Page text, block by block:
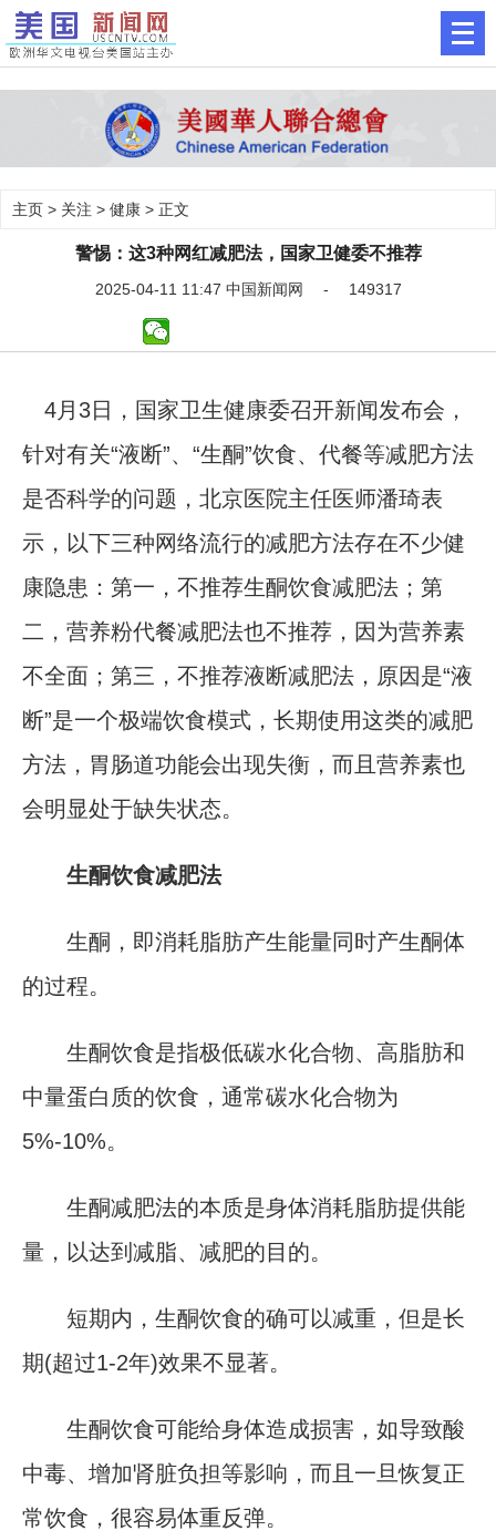
主页 > 关注 > 健康 > 正文
警惕：这3种网红减肥法，国家卫健委不推荐
2025-04-11 11:47 中国新闻网 - 149317
4月3日，国家卫生健康委召开新闻发布会，
针对有关“液断”、“生酮”饮食、代餐等减肥方法
是否科学的问题，北京医院主任医师潘琦表
示，以下三种网络流行的减肥方法存在不少健
康隐患：第一，不推荐生酮饮食减肥法；第
二，营养粉代餐减肥法也不推荐，因为营养素
不全面；第三，不推荐液断减肥法，原因是“液
断”是一个极端饮食模式，长期使用这类的减肥
方法，胃肠道功能会出现失衡，而且营养素也
会明显处于缺失状态。
生酮饮食减肥法
生酮，即消耗脂肪产生能量同时产生酮体
的过程。
生酮饮食是指极低碳水化合物、高脂肪和
中量蛋白质的饮食，通常碳水化合物为
5%-10%。
生酮减肥法的本质是身体消耗脂肪提供能
量，以达到减脂、减肥的目的。
短期内，生酮饮食的确可以减重，但是长
期(超过1-2年)效果不显著。
生酮饮食可能给身体造成损害，如导致酸
中毒、增加肾脏负担等影响，而且一旦恢复正
常饮食，很容易体重反弹。